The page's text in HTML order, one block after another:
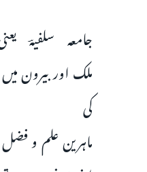
جامعہ سلفیہؔ
ملک اور بیرون
کی
ماہرین علم و